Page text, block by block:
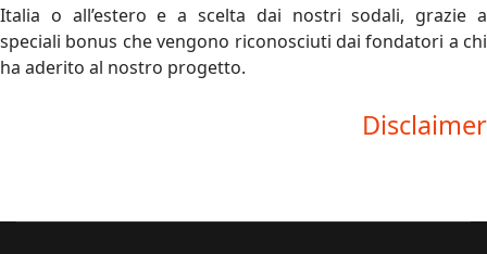
Italia o all’estero e a scelta dai nostri sodali, grazie a
speciali bonus che vengono riconosciuti dai fondatori a chi
ha aderito al nostro progetto.
Disclaimer